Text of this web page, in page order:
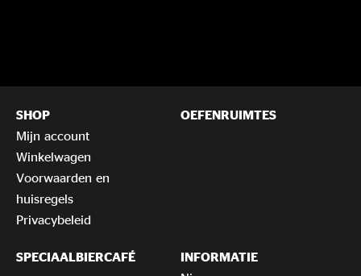
SHOP
Mijn account
Winkelwagen
Voorwaarden en
huisregels
Privacybeleid
OEFENRUIMTES
SPECIAALBIERCAFÉ
INFORMATIE